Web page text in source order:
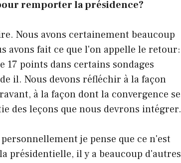
remporter la présidence?
Nous avons certainement beaucoup
avons fait ce que l'on appelle le retour:
17 points dans certains sondages
il. Nous devons réfléchir à la façon
à la façon dont la convergence se
des leçons que nous devrons intégrer.
je pense que ce n'est
présidentielle, il y a beaucoup d'autres